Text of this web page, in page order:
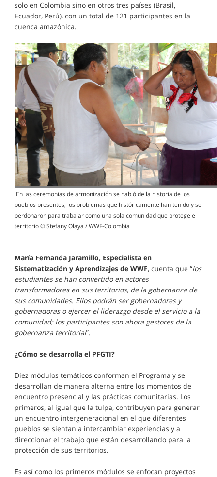
solo en Colombia sino en otros tres países (Brasil,
Ecuador, Perú), con un total de 121 participantes en la
cuenca amazónica.
En las ceremonias de armonización se habló de la historia de los
pueblos presentes, los problemas que históricamente han tenido y se
perdonaron para trabajar como una sola comunidad que protege el
territorio © Stefany Olaya / WWF-Colombia
María Fernanda Jaramillo, Especialista en
Sistematización y Aprendizajes de WWF, cuenta que “los
estudiantes se han convertido en actores
transformadores en sus territorios, de la gobernanza de
sus comunidades. Ellos podrán ser gobernadores y
gobernadoras o ejercer el liderazgo desde el servicio a la
comunidad; los participantes son ahora gestores de la
gobernanza territorial”.
¿Cómo se desarrolla el PFGTI?
Diez módulos temáticos conforman el Programa y se
desarrollan de manera alterna entre los momentos de
encuentro presencial y las prácticas comunitarias. Los
primeros, al igual que la tulpa, contribuyen para generar
un encuentro intergeneracional en el que diferentes
pueblos se sientan a intercambiar experiencias y a
direccionar el trabajo que están desarrollando para la
protección de sus territorios.
Es así como los primeros módulos se enfocan proyectos